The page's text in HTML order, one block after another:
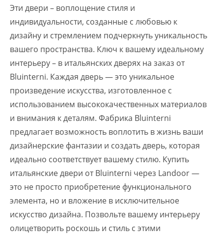
Эти двери – воплощение стиля и
индивидуальности, созданные с любовью к
дизайну и стремлением подчеркнуть уникальность
вашего пространства. Ключ к вашему идеальному
интерьеру – в итальянских дверях на заказ от
Bluinterni. Каждая дверь — это уникальное
произведение искусства, изготовленное с
использованием высококачественных материалов
и внимания к деталям. Фабрика Bluinterni
предлагает возможность воплотить в жизнь ваши
дизайнерские фантазии и создать дверь, которая
идеально соответствует вашему стилю. Купить
итальянские двери от Bluinterni через Landoor —
это не просто приобретение функционального
элемента, но и вложение в исключительное
искусство дизайна. Позвольте вашему интерьеру
олицетворить роскошь и стиль с этими